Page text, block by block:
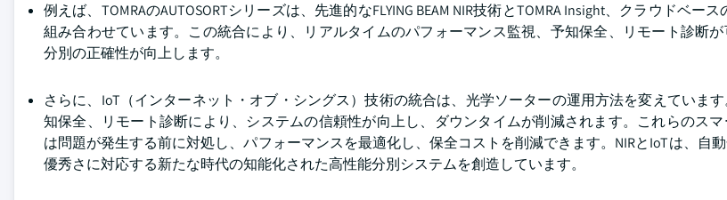
例えば、TOMRAのAUTOSORTシリーズは、先進的なFLYING BEAM NIR技術とTOMRA Insight、クラウドベー
組み合わせています。この統合により、リアルタイムのパフォーマンス監視、予知保全、リモート診断
分別の正確性が向上します。
さらに、IoT（インターネット・オブ・シングス）技術の統合は、光学ソーターの運用方法を変えていま
知保全、リモート診断により、システムの信頼性が向上し、ダウンタイムが削減されます。これらのス
は問題が発生する前に対処し、パフォーマンスを最適化し、保全コストを削減できます。NIRとIoTは、自
優秀さに対応する新たな時代の知能化された高性能分別システムを創造しています。